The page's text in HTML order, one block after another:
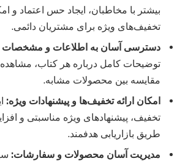
بیشتر با مخاطبان، ایجاد حس اعتماد و
تخفیف‌های ویژه برای مشتریان دائمی.
دسترسی آسان به اطلاعات و مشخصات
توضیحات کامل درباره هر کتاب،
مقایسه بین محصولات مشابه.
امکان ارائه تخفیف‌ها و پیشنهادات ویژه:
تخفیف، پیشنهادهای ویژه مناسبتی و
طریق بازاریابی هدفمند.
مدیریت آسان محصولات و سفارشات: